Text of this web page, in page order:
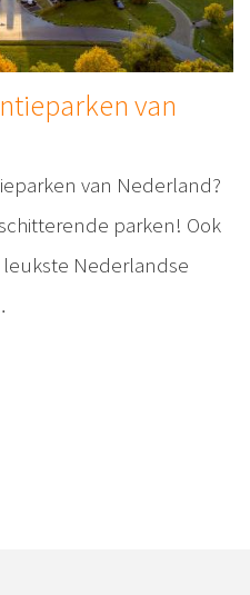
van
van Nederland?
parken! Ook
Nederlandse